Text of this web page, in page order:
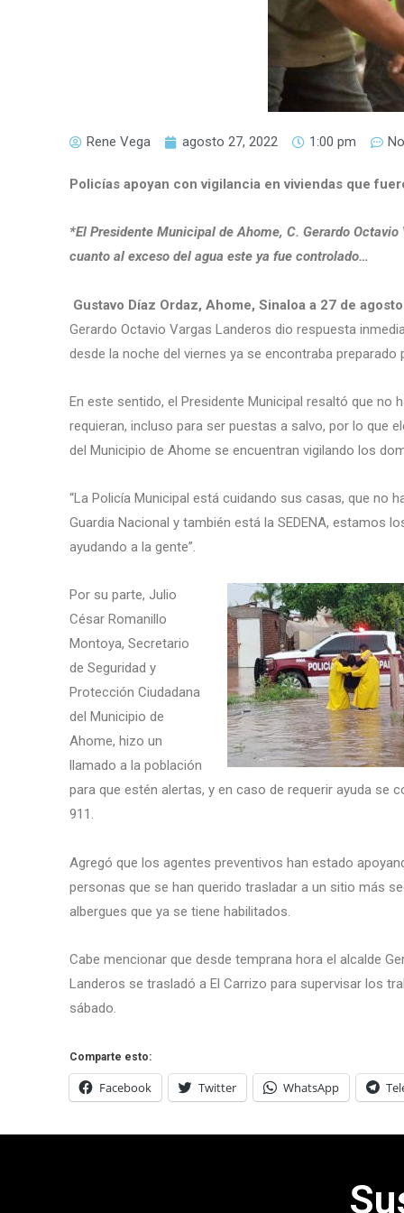
Rene Vega agosto 27, 2022 1:00 pm
Policías apoyan con vigilancia en viviendas que
*El Presidente Municipal de Ahome, C. Gerardo
cuanto al exceso del agua este ya fue controlado…
Gustavo Díaz Ordaz, Ahome, Sinaloa a 27 de
Gerardo Octavio Vargas Landeros dio respuesta
desde la noche del viernes ya se encontraba preparado
En este sentido, el Presidente Municipal resaltó que
requieran, incluso para ser puestas a salvo, por lo que
del Municipio de Ahome se encuentran vigilando los
“La Policía Municipal está cuidando sus casas, que no
Guardia Nacional y también está la SEDENA, estamos
ayudando a la gente”.
Por su parte, Julio
César Romanillo
Montoya, Secretario
de Seguridad y
Protección Ciudadana
del Municipio de
Ahome, hizo un
llamado a la población
para que estén alertas, y en caso de requerir ayuda se
911.
Agregó que los agentes preventivos han estado
personas que se han querido trasladar a un sitio más
albergues que ya se tiene habilitados.
Cabe mencionar que desde temprana hora el alcalde
Landeros se trasladó a El Carrizo para supervisar los
sábado.
Comparte esto:
Facebook Twitter WhatsApp